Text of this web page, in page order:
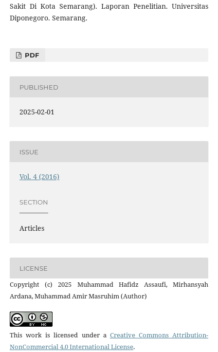
Sakit Di Kota Semarang). Laporan Penelitian. Universitas
Diponegoro. Semarang.
PDF
PUBLISHED
2025-02-01
ISSUE
Vol. 4 (2016)
SECTION
Articles
LICENSE
Copyright (c) 2025 Muhammad Hafidz Assaufi, Mirhansyah
Ardana, Muhammad Amir Masruhim (Author)
This work is licensed under a Creative Commons Attribution-
NonCommercial 4.0 International License.